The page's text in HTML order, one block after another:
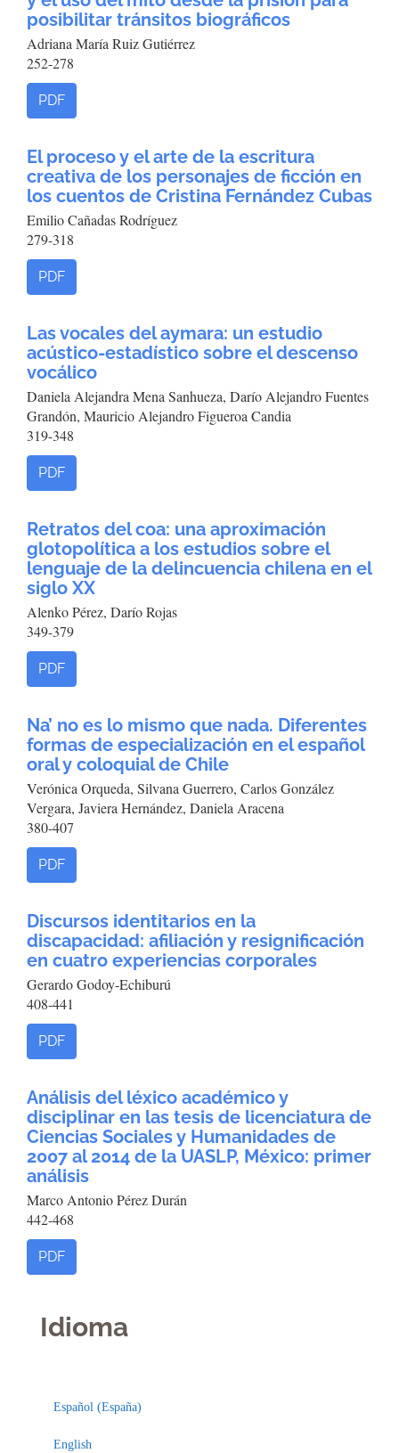
posibilitar tránsitos biográficos
Adriana María Ruiz Gutiérrez
252-278
PDF
El proceso y el arte de la escritura
creativa de los personajes de ficción en
los cuentos de Cristina Fernández Cubas
Emilio Cañadas Rodríguez
279-318
PDF
Las vocales del aymara: un estudio
acústico-estadístico sobre el descenso
vocálico
Daniela Alejandra Mena Sanhueza, Darío Alejandro Fuentes
Grandón, Mauricio Alejandro Figueroa Candia
319-348
PDF
Retratos del coa: una aproximación
glotopolítica a los estudios sobre el
lenguaje de la delincuencia chilena en el
siglo XX
Alenko Pérez, Darío Rojas
349-379
PDF
Na’ no es lo mismo que nada. Diferentes
formas de especialización en el español
oral y coloquial de Chile
Verónica Orqueda, Silvana Guerrero, Carlos González
Vergara, Javiera Hernández, Daniela Aracena
380-407
PDF
Discursos identitarios en la
discapacidad: afiliación y resignificación
en cuatro experiencias corporales
Gerardo Godoy-Echiburú
408-441
PDF
Análisis del léxico académico y
disciplinar en las tesis de licenciatura de
Ciencias Sociales y Humanidades de
2007 al 2014 de la UASLP, México: primer
análisis
Marco Antonio Pérez Durán
442-468
PDF
Idioma
Español (España)
English
Indexaciones
Licencia